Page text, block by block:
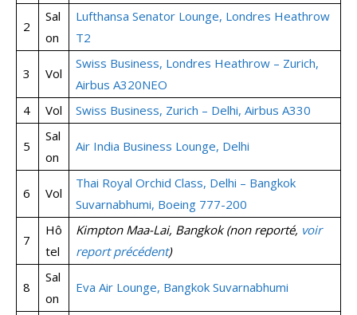
2
Sal
on
Lufthansa Senator Lounge, Londres Heathrow
T2
3 Vol
Swiss Business, Londres Heathrow – Zurich,
Airbus A320NEO
4
Vol Swiss Business, Zurich – Delhi, Airbus A330
5
Sal
on
Air India Business Lounge, Delhi
6 Vol
Thai Royal Orchid Class, Delhi – Bangkok
Suvarnabhumi, Boeing 777-200
7
Hô
tel
Kimpton Maa-Lai, Bangkok (non reporté, voir
report précédent)
8
Sal
on
Eva Air Lounge, Bangkok Suvarnabhumi